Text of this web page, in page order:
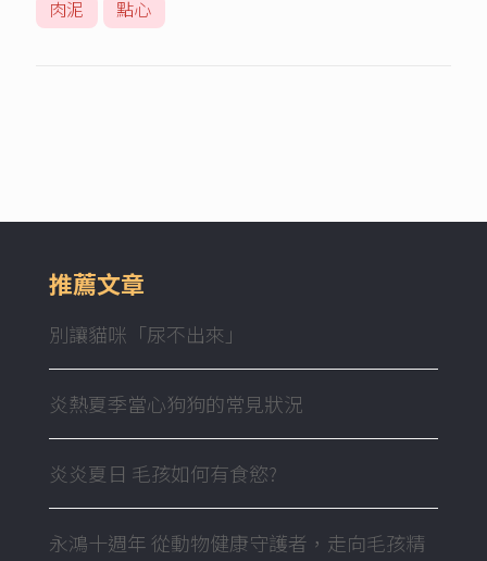
肉泥
點心
推薦文章
別讓貓咪「尿不出來」
炎熱夏季當心狗狗的常見狀況
炎炎夏日 毛孩如何有食慾?
永鴻十週年 從動物健康守護者，走向毛孩精